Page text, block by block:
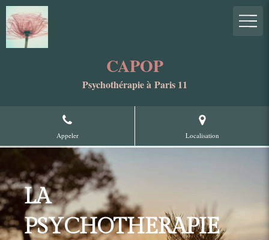
CAPOP
Psychothérapie à Paris 11
Appeler Localisation
LA
PSYCHOTHERAPIE